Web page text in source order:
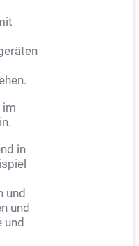
im
in
und
und
und